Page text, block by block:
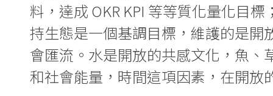
料，達成 OKR KPI 等等質化量化目
持生態是一個基調目標，維護的是
會匯流。水是開放的共感文化，魚
和社會能量，時間這項因素，在開放